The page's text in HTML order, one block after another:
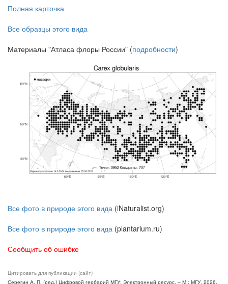
Полная карточка
Все образцы этого вида
Материалы "Атласа флоры России" (подробности)
Все фото в природе этого вида (iNaturalist.org)
Все фото в природе этого вида (plantarium.ru)
Сообщить об ошибке
Цитировать для публикации (сайт)
Серегин А. П. (ред.) Цифровой гербарий МГУ: Электронный ресурс. – М.: МГУ, 2026.